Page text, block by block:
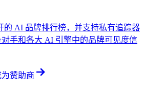
的 AI 品牌排行榜，并支持私有追踪器
手和各大 AI 引擎中的品牌可见度信
为赞助商